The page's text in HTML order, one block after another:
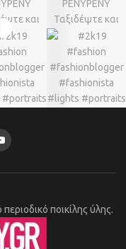
ποικίλης ύλης.